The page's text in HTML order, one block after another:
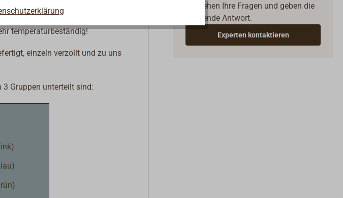
unangenehmer
temperaturbeständig!
einzeln verzollt und zu uns
Gruppen unterteilt sind:
verstehen Ihre Fragen und geben die
passende Antwort.
Experten kontaktieren